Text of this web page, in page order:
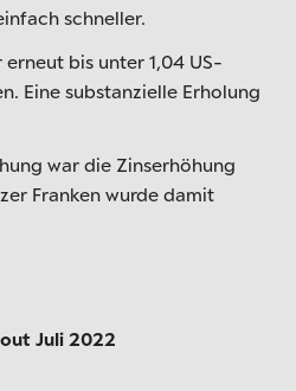
schneller.
erneut bis unter 1,04 US-
Eine substanzielle Erholung
war die Zinserhöhung
Franken wurde damit
Juli 2022